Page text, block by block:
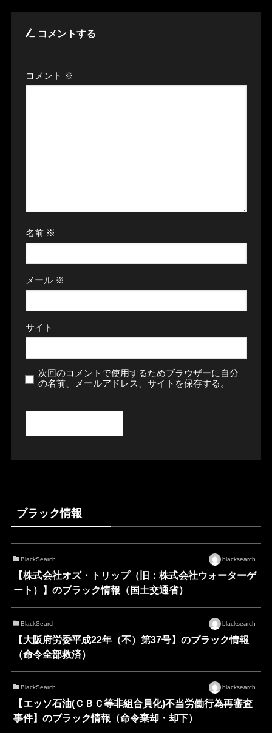
コメントする
コメント ※
名前 ※
メール ※
サイト
次回のコメントで使用するためブラウザーに自分
の名前、メールアドレス、サイトを保存する。
ブラック情報
BlackSearch blacksearch
【株式会社オズ・トリップ（旧：株式会社ウォーターゲ
ート）】のブラック情報（国土交通省）
BlackSearch blacksearch
【大阪府労委平成22年（不）第37号】のブラック情報
（命令全部救済）
BlackSearch blacksearch
【エッソ石油(ＣＢＣ等非組合員化)不当労働行為再審査
事件】のブラック情報（命令棄却・却下）